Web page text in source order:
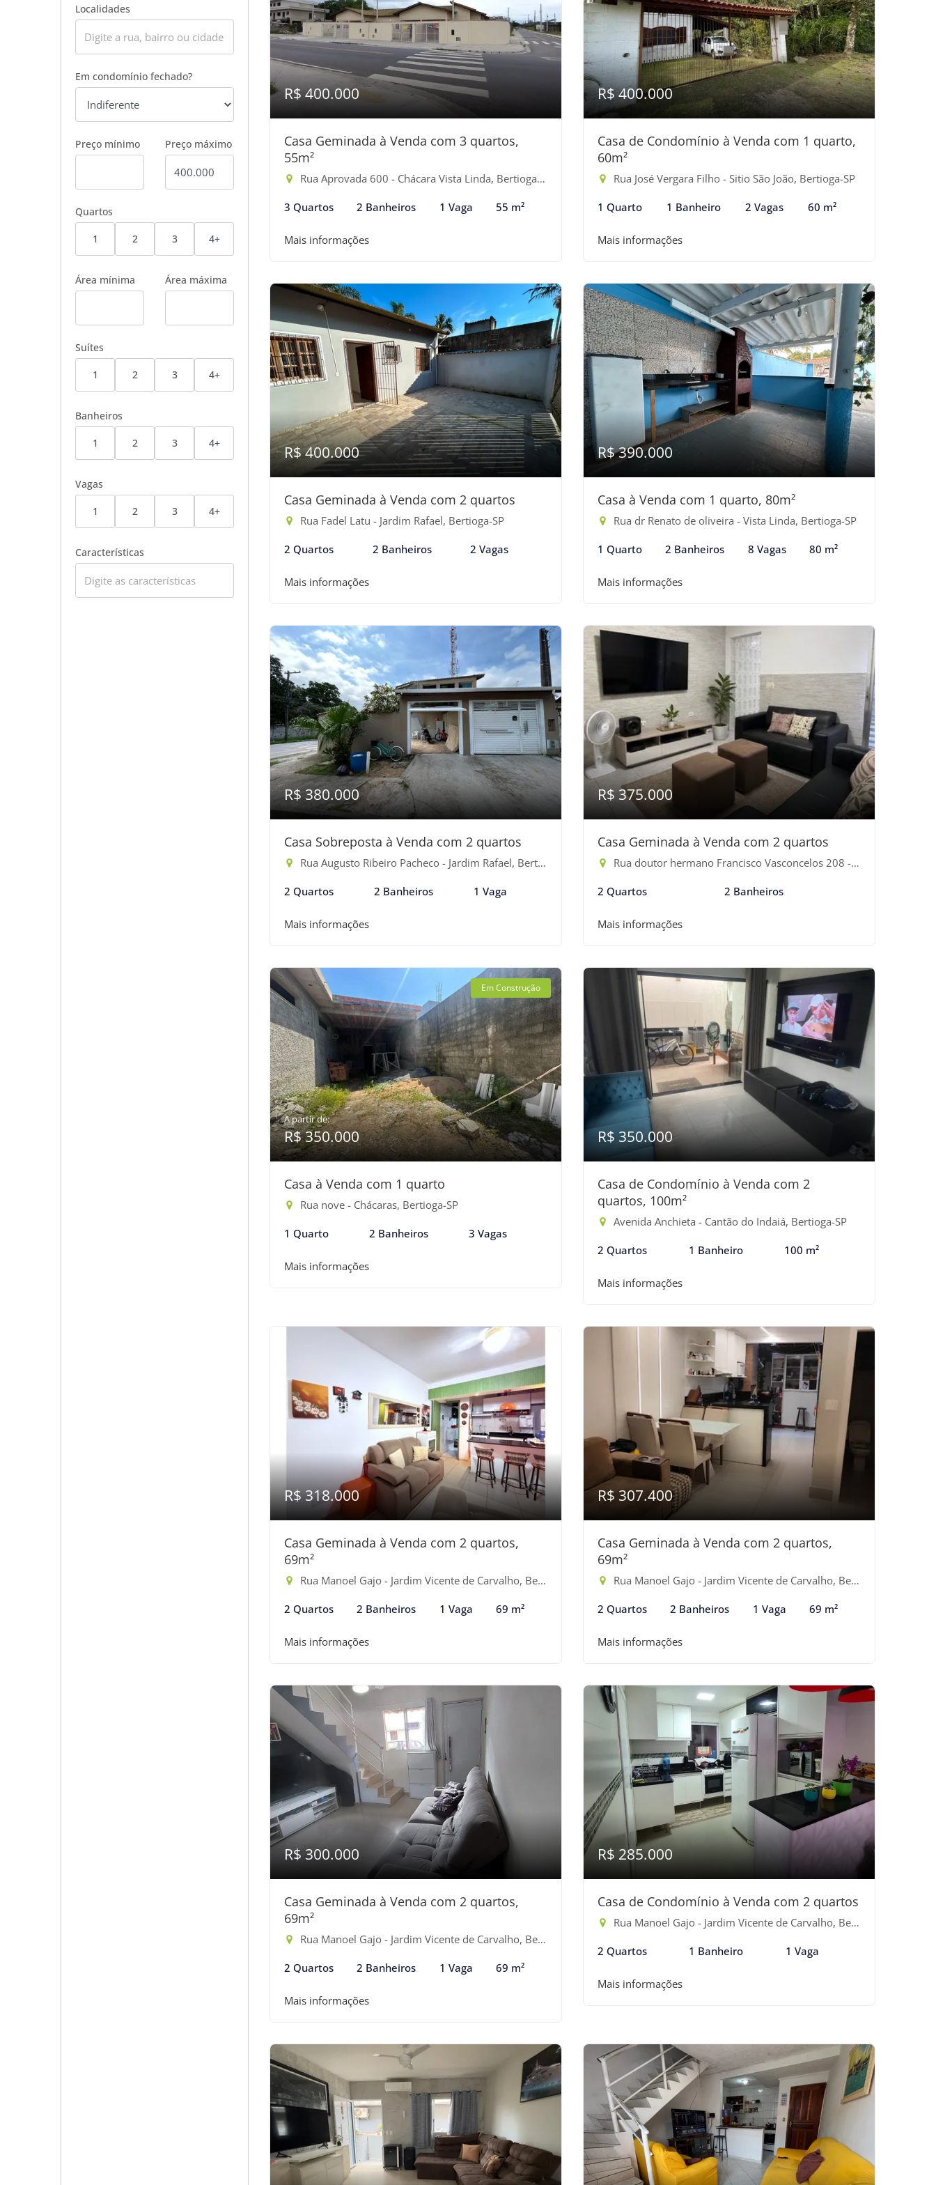
Localidades
Em condomínio fechado?
Preço mínimo Preço máximo
Quartos
1 2 3 4+
Área mínima Área máxima
Suítes
1 2 3 4+
Banheiros
1 2 3 4+
Vagas
1 2 3 4+
Características
R$ 400.000
Casa Geminada à Venda com 3 quartos,
55m²
Rua Aprovada 600 - Chácara Vista Linda, Bertioga-SP
3 Quartos 2 Banheiros 1 Vaga 55 m²
Mais informações
R$ 400.000
Casa de Condomínio à Venda com 1 quarto,
60m²
Rua José Vergara Filho - Sitio São João, Bertioga-SP
1 Quarto 1 Banheiro 2 Vagas 60 m²
Mais informações
R$ 400.000
Casa Geminada à Venda com 2 quartos
Rua Fadel Latu - Jardim Rafael, Bertioga-SP
2 Quartos 2 Banheiros 2 Vagas
Mais informações
R$ 390.000
Casa à Venda com 1 quarto, 80m²
Rua dr Renato de oliveira - Vista Linda, Bertioga-SP
1 Quarto 2 Banheiros 8 Vagas 80 m²
Mais informações
R$ 380.000
Casa Sobreposta à Venda com 2 quartos
Rua Augusto Ribeiro Pacheco - Jardim Rafael, Bertioga-SP
2 Quartos 2 Banheiros 1 Vaga
Mais informações
R$ 375.000
Casa Geminada à Venda com 2 quartos
Rua doutor hermano Francisco Vasconcelos 208 - Jardim Rafael, Bertioga-SP
2 Quartos 2 Banheiros
Mais informações
Em Construção
A partir de:
R$ 350.000
Casa à Venda com 1 quarto
Rua nove - Chácaras, Bertioga-SP
1 Quarto 2 Banheiros 3 Vagas
Mais informações
R$ 350.000
Casa de Condomínio à Venda com 2
quartos, 100m²
Avenida Anchieta - Cantão do Indaiá, Bertioga-SP
2 Quartos 1 Banheiro 100 m²
Mais informações
R$ 318.000
Casa Geminada à Venda com 2 quartos,
69m²
Rua Manoel Gajo - Jardim Vicente de Carvalho, Bertioga-SP
2 Quartos 2 Banheiros 1 Vaga 69 m²
Mais informações
R$ 307.400
Casa Geminada à Venda com 2 quartos,
69m²
Rua Manoel Gajo - Jardim Vicente de Carvalho, Bertioga-SP
2 Quartos 2 Banheiros 1 Vaga 69 m²
Mais informações
R$ 300.000
Casa Geminada à Venda com 2 quartos,
69m²
Rua Manoel Gajo - Jardim Vicente de Carvalho, Bertioga-SP
2 Quartos 2 Banheiros 1 Vaga 69 m²
Mais informações
R$ 285.000
Casa de Condomínio à Venda com 2 quartos
Rua Manoel Gajo - Jardim Vicente de Carvalho, Bertioga-SP
2 Quartos 1 Banheiro 1 Vaga
Mais informações